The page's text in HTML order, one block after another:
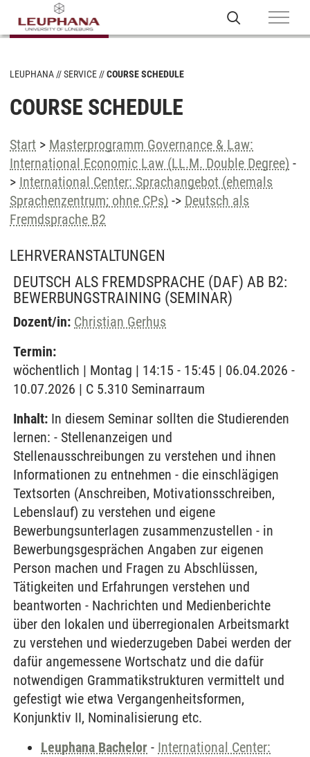
LEUPHANA SERVICE COURSE SCHEDULE
COURSE SCHEDULE
Start > Masterprogramm Governance & Law:
International Economic Law (LL.M. Double Degree) -
> International Center: Sprachangebot (ehemals
Sprachenzentrum; ohne CPs) -> Deutsch als
Fremdsprache B2
LEHRVERANSTALTUNGEN
DEUTSCH ALS FREMDSPRACHE (DAF) AB B2:
BEWERBUNGSTRAINING (SEMINAR)
Dozent/in: Christian Gerhus
Termin:
wöchentlich | Montag | 14:15 - 15:45 | 06.04.2026 -
10.07.2026 | C 5.310 Seminarraum
Inhalt: In diesem Seminar sollten die Studierenden
lernen: - Stellenanzeigen und
Stellenausschreibungen zu verstehen und ihnen
Informationen zu entnehmen - die einschlägigen
Textsorten (Anschreiben, Motivationsschreiben,
Lebenslauf) zu verstehen und eigene
Bewerbungsunterlagen zusammenzustellen - in
Bewerbungsgesprächen Angaben zur eigenen
Person machen und Fragen zu Abschlüssen,
Tätigkeiten und Erfahrungen verstehen und
beantworten - Nachrichten und Medienberichte
über den lokalen und überregionalen Arbeitsmarkt
zu verstehen und wiederzugeben Dabei werden der
dafür angemessene Wortschatz und die dafür
notwendigen Grammatikstrukturen vermittelt und
gefestigt wie etwa Vergangenheitsformen,
Konjunktiv II, Nominalisierung etc.
Leuphana Bachelor - International Center: